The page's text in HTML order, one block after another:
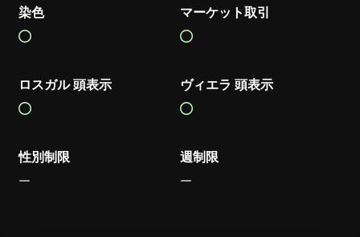
染色 マーケット取引
ロスガル 頭表示 ヴィエラ 頭表示
性別制限 週制限